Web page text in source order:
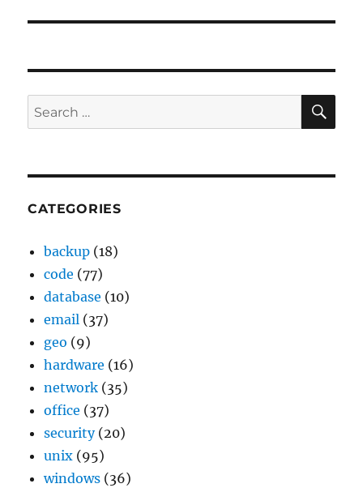
Search
for:
CATEGORIES
backup (18)
code (77)
database (10)
email (37)
geo (9)
hardware (16)
network (35)
office (37)
security(20)
unix (95)
windows (36)